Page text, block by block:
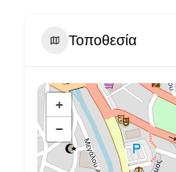
Τοποθεσία
+
−